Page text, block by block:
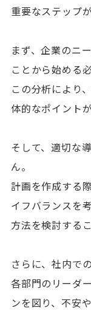
重要なステップ
まず、企業のニ
ことから始める
この分析により
体的なポイント
そして、適切な
ん。
計画を作成する
イフバランスを
方法を検討する
さらに、社内で
各部門のリーダ
ンを図り、不安